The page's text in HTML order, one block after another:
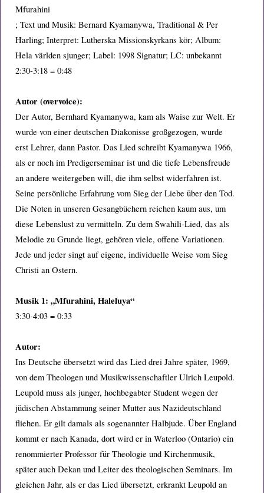
Mfurahini
; Text und Musik: Bernard Kyamanywa, Traditional & Per
Harling; Interpret: Lutherska Missionskyrkans kör; Album:
Hela världen sjunger; Label: 1998 Signatur; LC: unbekannt
2:30-3:18 = 0:48
Autor (overvoice):
Der Autor, Bernhard Kyamanywa, kam als Waise zur Welt. Er
wurde von einer deutschen Diakonisse großgezogen, wurde
erst Lehrer, dann Pastor. Das Lied schreibt Kyamanywa 1966,
als er noch im Predigerseminar ist und die tiefe Lebensfreude
an andere weitergeben will, die ihm selbst widerfahren ist.
Seine persönliche Erfahrung vom Sieg der Liebe über den Tod.
Die Noten in unseren Gesangbüchern reichen kaum aus, um
diese Lebenslust zu vermitteln. Zu dem Swahili-Lied, das als
Melodie zu Grunde liegt, gehören viele, offene Variationen.
Jede und jeder singt auf eigene, individuelle Weise vom Sieg
Christi an Ostern.
Musik 1: „Mfurahini, Haleluya“
3:30-4:03 = 0:33
Autor:
Ins Deutsche übersetzt wird das Lied drei Jahre später, 1969,
von dem Theologen und Musikwissenschaftler Ulrich Leupold.
Leupold muss als junger, hochbegabter Student wegen der
jüdischen Abstammung seiner Mutter aus Nazideutschland
fliehen. Er gilt damals als sogenannter Halbjude. Über England
kommt er nach Kanada, dort wird er in Waterloo (Ontario) ein
renommierter Professor für Theologie und Kirchenmusik,
später auch Dekan und Leiter des theologischen Seminars. Im
gleichen Jahr, als er das Lied übersetzt, erkrankt Leupold an